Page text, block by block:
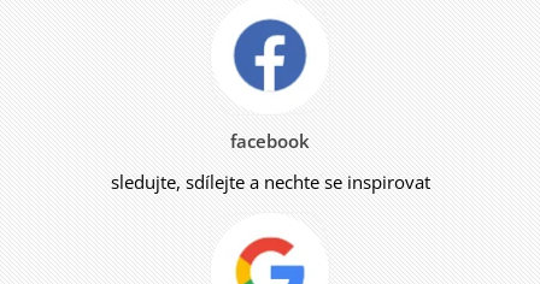
facebook
sledujte, sdílejte a nechte se inspirovat